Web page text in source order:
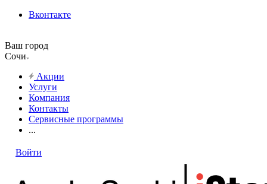
Вконтакте
Ваш город
Сочи
Акции
Услуги
Компания
Контакты
Сервисные программы
...
Войти